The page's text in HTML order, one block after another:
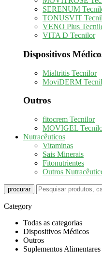
SERENUM
TONUSVIT
VENO Plus
VITA D Tecnilor
Dispositivos
Mialtritis Tecnilor
MoviDERM
Outros
fitocrem Tecnilor
MOVIGEL
Nutracêuticos
Vitaminas
Sais Minerais
Fitonutrientes
Outros
procurar
Category
Todas as categorias
Dispositivos Médicos
Outros
Suplementos Alimentares